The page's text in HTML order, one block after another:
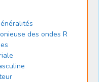
des ondes R